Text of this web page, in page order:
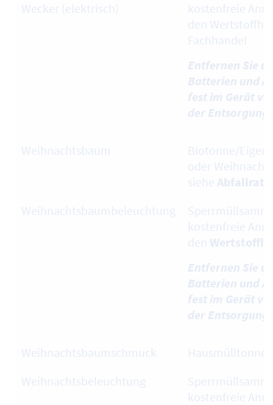
Wecker (elektrisch)
kostenfreie
den
Fachhandel
Entfernen Sie
Batterien und
fest im Gerät
der Entsorgung!
Weihnachtsbaum
Biotonne/
oder
siehe
Weihnachtsbaumbeleuchtung
kostenfreie
den
Entfernen Sie
Batterien und
fest im Gerät
der Entsorgung!
Weihnachtsbaumschmuck
Hausmülltonne
Weihnachtsbeleuchtung
kostenfreie